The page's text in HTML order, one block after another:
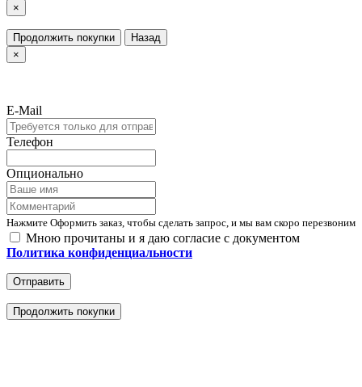
×
Продолжить покупки
Назад
×
E-Mail
Телефон
Опционально
Нажмите Оформить заказ, чтобы сделать запрос, и мы вам скоро перезвоним
Мною прочитаны и я даю согласие с документом
Политика конфиденциальности
Отправить
Продолжить покупки